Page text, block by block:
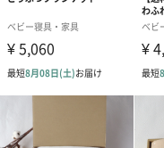
お出かけにとっても便利
にもおすすめです。
“2種類”からお好きな